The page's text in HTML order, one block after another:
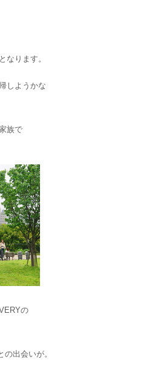
なります。
しようかな
族で
の
の出会いが。